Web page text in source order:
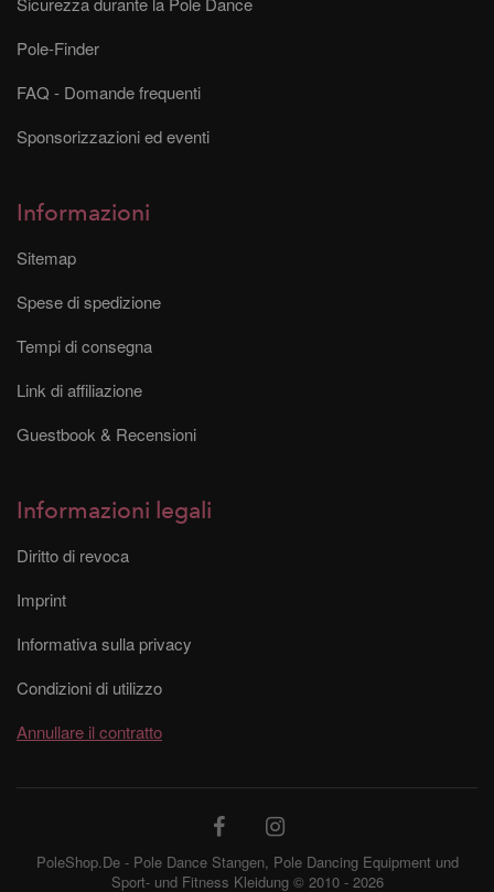
Pole-Finder
FAQ - Domande frequenti
Sponsorizzazioni ed eventi
Informazioni
Sitemap
Spese di spedizione
Tempi di consegna
Link di affiliazione
Guestbook & Recensioni
Informazioni legali
Diritto di revoca
Imprint
Informativa sulla privacy
Condizioni di utilizzo
Annullare il contratto
PoleShop.De - Pole Dance Stangen, Pole Dancing Equipment und
Sport- und Fitness Kleidung © 2010 - 2026